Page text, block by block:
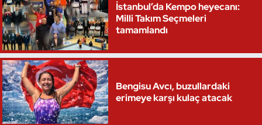
İstanbul’da Kempo heyecanı:
Milli Takım Seçmeleri
tamamlandı
Bengisu Avcı, buzullardaki
erimeye karşı kulaç atacak
Tekvando
Tenis
Triatlon
Voleybol